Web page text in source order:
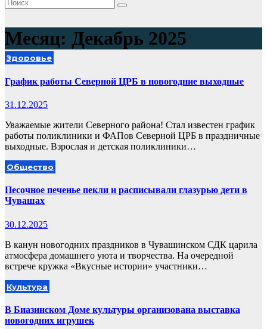
Месяц: Декабрь 2025
Здоровье
График работы Северной ЦРБ в новогодние выходные
31.12.2025
Уважаемые жители Северного района! Стал известен график
работы поликлиники и ФАПов Северной ЦРБ в праздничные
выходные. Взрослая и детская поликлиники…
Общество
Песочное печенье пекли и расписывали глазурью дети в
Чувашах
30.12.2025
В канун новогодних праздников в Чувашинском СДК царила
атмосфера домашнего уюта и творчества. На очередной
встрече кружка «Вкусные истории» участники…
Культура
В Биазинском Доме культуры организована выставка
новогодних игрушек